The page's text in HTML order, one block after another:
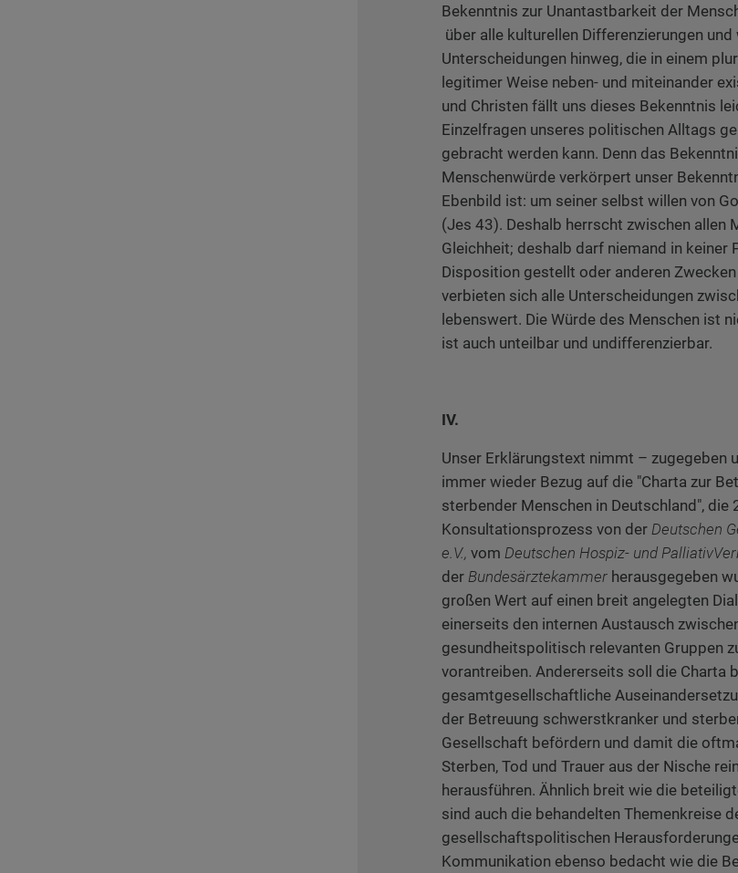
Bekenntnis zur Unantastbarkeit der
über alle kulturellen Differenzierungen
Unterscheidungen hinweg, die in einem
legitimer Weise neben- und miteinander
und Christen fällt uns dieses Bekenntnis
Einzelfragen unseres politischen Alltags
gebracht werden kann. Denn das
Menschenwürde verkörpert unser
Ebenbild ist: um seiner selbst willen von
(Jes 43). Deshalb herrscht zwischen allen
Gleichheit; deshalb darf niemand in keiner
Disposition gestellt oder anderen
verbieten sich alle Unterscheidungen
lebenswert. Die Würde des Menschen ist
ist auch unteilbar und undifferenzierbar.
IV.
Unser Erklärungstext nimmt – zugegeben
immer wieder Bezug auf die "Charta zur
sterbender Menschen in Deutschland", die
Konsultationsprozess von der Deutschen
e.V., vom Deutschen Hospiz- und
der Bundesärztekammer herausgegeben
großen Wert auf einen breit angelegten
einerseits den internen Austausch
gesundheitspolitisch relevanten Gruppen
vorantreiben. Andererseits soll die Charta
gesamtgesellschaftliche
der Betreuung schwerstkranker und
Gesellschaft befördern und damit die
Sterben, Tod und Trauer aus der Nische
herausführen. Ähnlich breit wie die
sind auch die behandelten Themenkreise
gesellschaftspolitischen
Kommunikation ebenso bedacht wie die